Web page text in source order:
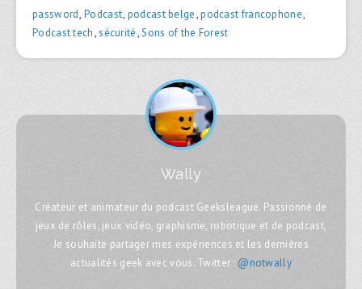
password,Podcast, podcast belge,podcast francophone,
Podcast tech,sécurité,Sons of the Forest
Wally
Créateur et animateur du podcast Geeksleague. Passionné de
jeux de rôles, jeux vidéo, graphisme, robotique et de podcast,
Je souhaite partager mes expériences et les dernières
actualités geek avec vous. Twitter : @notwally